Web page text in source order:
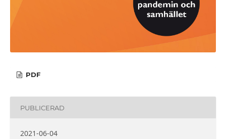
PDF
PUBLICERAD
2021-06-04